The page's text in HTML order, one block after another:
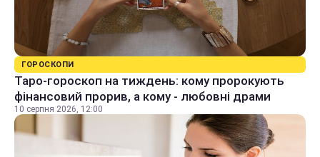
ГОРОСКОПИ
Таро-гороскоп на тиждень: кому пророкують
фінансовий прорив, а кому - любовні драми
10 серпня 2026, 12:00